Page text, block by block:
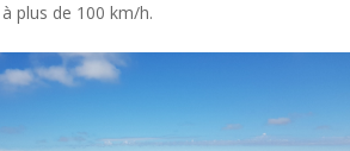
plus de 100 km/h.